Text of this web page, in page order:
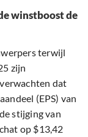
winstboost de
terwijl
zijn
dat
(EPS) van
stijging van
op $13,42